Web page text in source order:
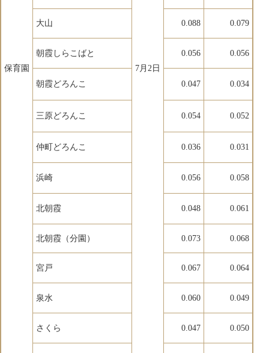
保育園 7月2日
大山 0.088 0.079
朝霞しらこばと 0.056 0.056
朝霞どろんこ 0.047 0.034
三原どろんこ 0.054 0.052
仲町どろんこ 0.036 0.031
浜崎 0.056 0.058
北朝霞 0.048 0.061
北朝霞（分園） 0.073 0.068
宮戸 0.067 0.064
泉水 0.060 0.049
さくら 0.047 0.050